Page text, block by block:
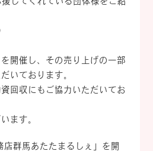
開催し、その売り上げの一部
いております。
回収にもご協力いただいてお
ます。
群馬あたたまるしぇ」を開